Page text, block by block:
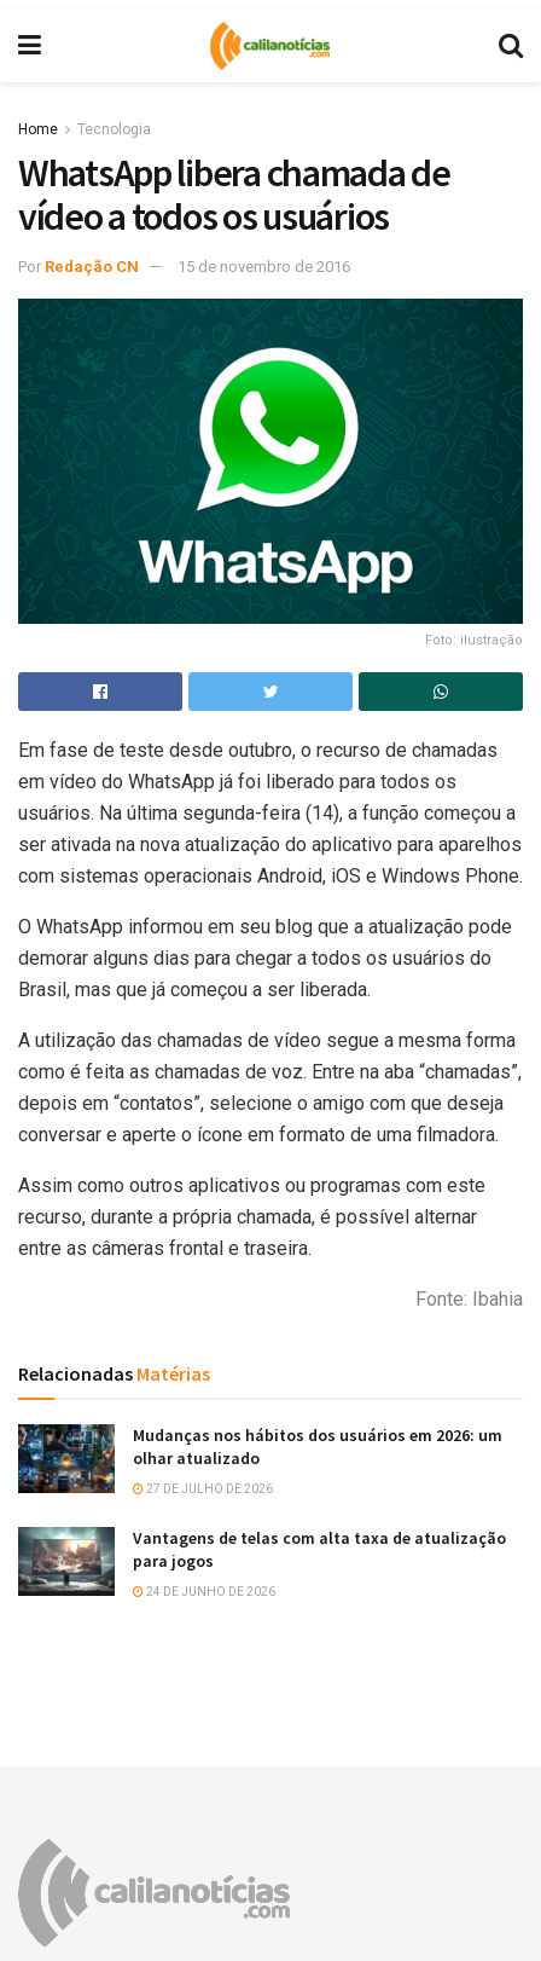
Home Tecnologia
WhatsApp libera chamada de
vídeo a todos os usuários
Por Redação CN 15 de novembro de 2016
Foto: ilustração
Em fase de teste desde outubro, o recurso de chamadas
em vídeo do WhatsApp já foi liberado para todos os
usuários. Na última segunda-feira (14), a função começou a
ser ativada na nova atualização do aplicativo para aparelhos
com sistemas operacionais Android, iOS e Windows Phone.
O WhatsApp informou em seu blog que a atualização pode
demorar alguns dias para chegar a todos os usuários do
Brasil, mas que já começou a ser liberada.
A utilização das chamadas de vídeo segue a mesma forma
como é feita as chamadas de voz. Entre na aba “chamadas”,
depois em “contatos”, selecione o amigo com que deseja
conversar e aperte o ícone em formato de uma filmadora.
Assim como outros aplicativos ou programas com este
recurso, durante a própria chamada, é possível alternar
entre as câmeras frontal e traseira.
Fonte: Ibahia
Relacionadas Matérias
Mudanças nos hábitos dos usuários em 2026: um
olhar atualizado
27 DE JULHO DE 2026
Vantagens de telas com alta taxa de atualização
para jogos
24 DE JUNHO DE 2026